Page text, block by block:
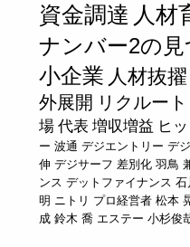
資金調達 人材
ナンバー2の
小企業 人材抜擢
外展開 リクルート
場 代表 増収増益 ヒ
ー 波通 デジエントリー デ
伸 デジサーフ 差別化 羽鳥
ンス デットファイナンス 石
明 ニトリ プロ経営者 松本
成 鈴木 喬 エステー 小杉俊